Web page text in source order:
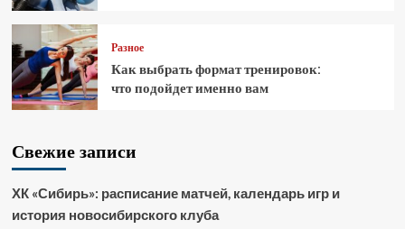
Разное
Как выбрать формат тренировок:
что подойдет именно вам
Свежие записи
ХК «Сибирь»: расписание матчей, календарь игр и
история новосибирского клуба